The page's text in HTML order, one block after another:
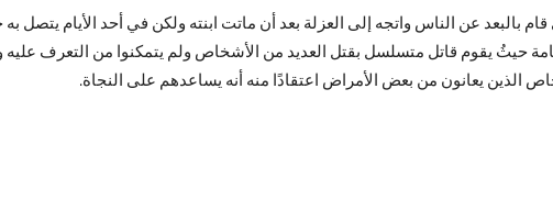
عن الناس واتجه إلى العزلة بعد أن ماتت ابنته ولكن في أحد الأيام يتصل
حيثُ يقوم قاتل متسلسل بقتل العديد من الأشخاص ولم يتمكنوا من التعرف
الذين يعانون من بعض الأمراض اعتقادًا منه أنه يساعدهم على النجاة.